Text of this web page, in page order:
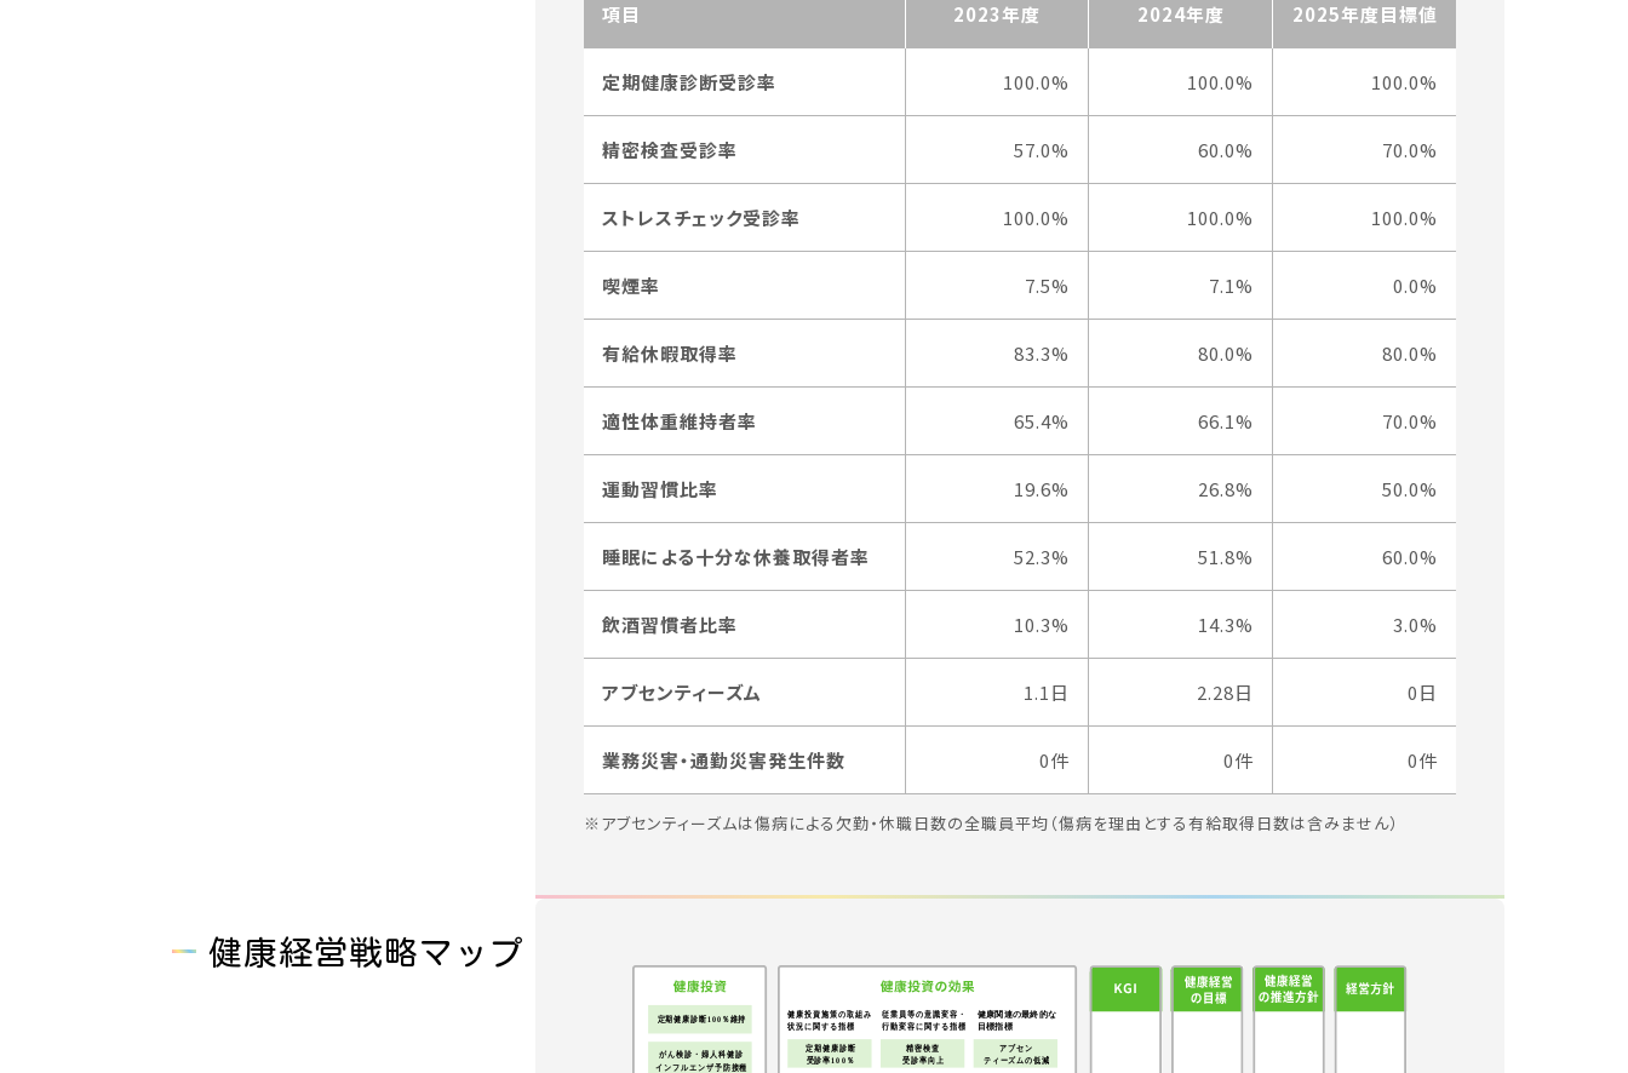
項目 2023年度 2024年度 2025年度目標値
定期健康診断受診率 100.0% 100.0% 100.0%
精密検査受診率 57.0% 60.0% 70.0%
ストレスチェック受診率 100.0% 100.0% 100.0%
喫煙率 7.5% 7.1% 0.0%
有給休暇取得率 83.3% 80.0% 80.0%
適性体重維持者率 65.4% 66.1% 70.0%
運動習慣比率 19.6% 26.8% 50.0%
睡眠による十分な休養取得者率 52.3% 51.8% 60.0%
飲酒習慣者比率 10.3% 14.3% 3.0%
アブセンティーズム 1.1日 2.28日 0日
業務災害・通勤災害発生件数 0件 0件 0件
※アブセンティーズムは傷病による欠勤・休職日数の全職員平均（傷病を理由とする有給取得日数は含みません）
健康経営戦略マップ